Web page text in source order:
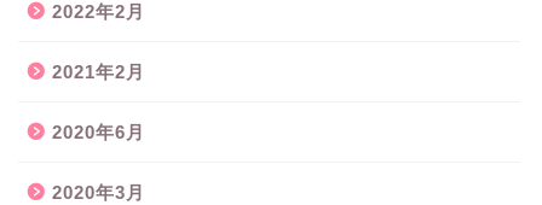
2022年2月
2021年2月
2020年6月
2020年3月